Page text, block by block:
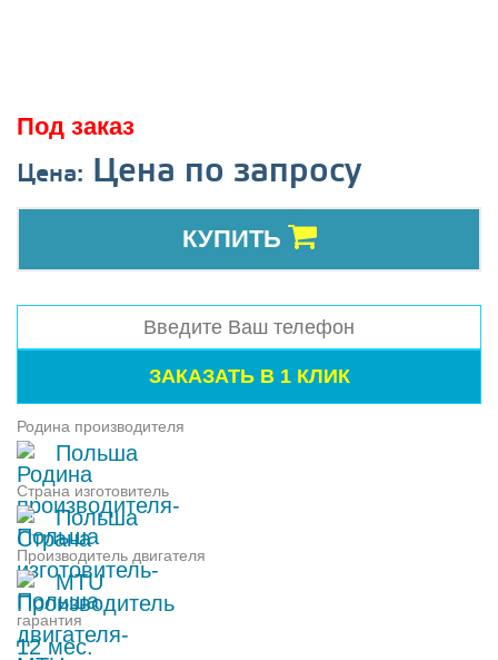
Под заказ
Цена: Цена по запросу
КУПИТЬ
Родина производителя
Польша
Страна изготовитель
Польша
Производитель двигателя
MTU
гарантия
12 мес.